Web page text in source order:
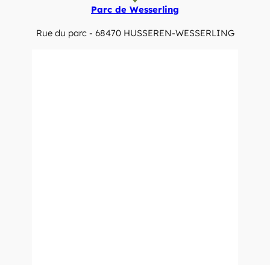
Parc de Wesserling
Rue du parc - 68470 HUSSEREN-WESSERLING